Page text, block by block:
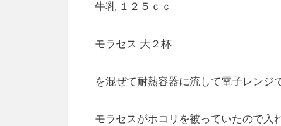
牛乳 １２５ｃｃ
モラセス 大２杯
を混ぜて耐熱容器に流して電子レンジ
モラセスがホコリを被っていたので入